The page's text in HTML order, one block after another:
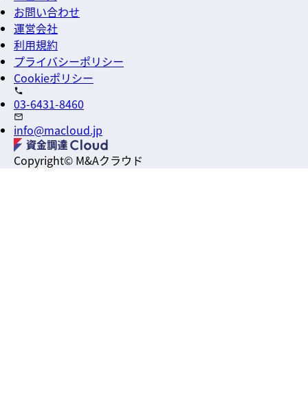
お問い合わせ
運営会社
利用規約
プライバシーポリシー
Cookieポリシー
03-6431-8460
info@macloud.jp
Copyright© M&Aクラウド